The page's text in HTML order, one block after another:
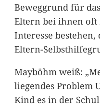
Beweggrund für
Eltern bei ihnen oft
Interesse
Eltern-
Mayböhm weiß:
liegendes Problem
Kind es in der